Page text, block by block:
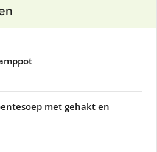
met gehakt en